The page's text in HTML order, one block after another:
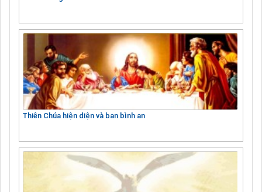
Thiên Chúa hiện diện và ban bình an